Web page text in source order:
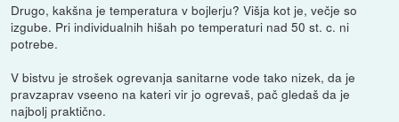
Drugo, kakšna je temperatura v bojlerju? Višja kot je, večje so
izgube. Pri individualnih hišah po temperaturi nad 50 st. c. ni
potrebe.
V bistvu je strošek ogrevanja sanitarne vode tako nizek, da je
pravzaprav vseeno na kateri vir jo ogrevaš, pač gledaš da je
najbolj praktično.